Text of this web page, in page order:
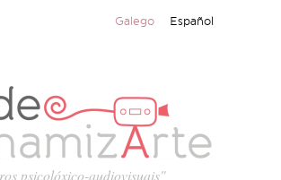
Galego Español
psicolóxico-audiovisuais"